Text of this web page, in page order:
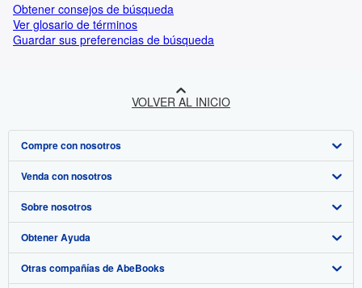
Obtener consejos de búsqueda
Ver glosario de términos
Guardar sus preferencias de búsqueda
VOLVER AL INICIO
Compre con nosotros
Búsqueda avanzada
Colecciones
Mi cuenta
Mis pedidos
Venda con nosotros
Comenzar a vender
Únase a nuestro programa de afiliados
Recomiende un vendedor
Sobre nosotros
Sobre IberLibro
Medios
Obtener Ayuda
Preguntas frecuentes y guías
Otras compañías de AbeBooks